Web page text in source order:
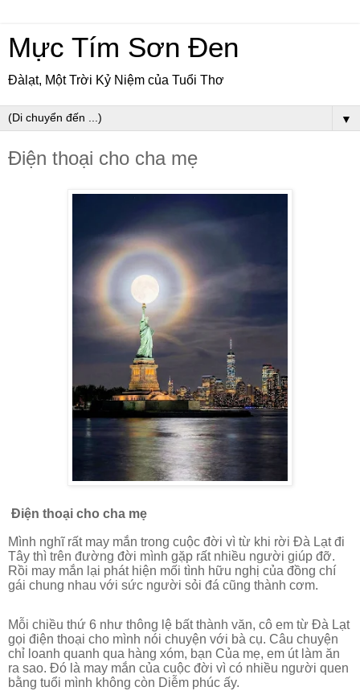
Mực Tím Sơn Đen
Đàlạt, Một Trời Kỷ Niệm của Tuổi Thơ
▼
Điện thoại cho cha mẹ
Điện thoại cho cha mẹ
Mình nghĩ rất may mắn trong cuộc đời vì từ khi rời Đà Lạt đi
Tây thì trên đường đời mình gặp rất nhiều người giúp đỡ.
Rồi may mắn lại phát hiện mối tình hữu nghị của đồng chí
gái chung nhau với sức người sỏi đá cũng thành cơm.
Mỗi chiều thứ 6 như thông lệ bất thành văn, cô em từ Đà Lạt
gọi điện thoại cho mình nói chuyện với bà cụ. Câu chuyện
chỉ loanh quanh qua hàng xóm, bạn Của mẹ, em út làm ăn
ra sao. Đó là may mắn của cuộc đời vì có nhiều người quen
bằng tuổi mình không còn Diễm phúc ấy.